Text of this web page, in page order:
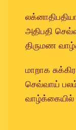
அதிபதி
திருமண
மாறாக
செவ்வாய்
வாழ்க்கையில்